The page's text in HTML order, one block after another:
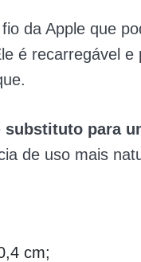
da Apple que
é recarregável e
substituto para
de uso mais
cm;